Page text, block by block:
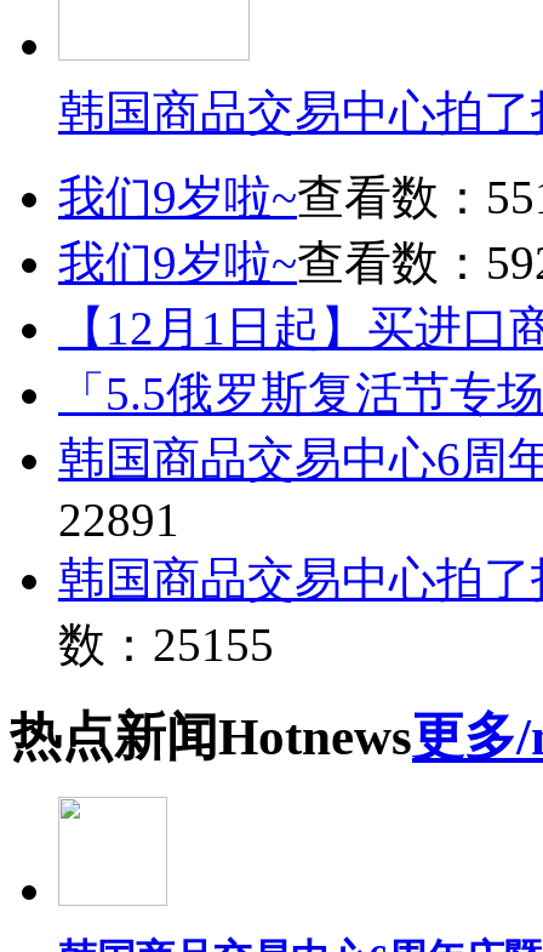
韩国商品交易中心拍
我们9岁啦~查看数：
我们9岁啦~查看数：
【12月1日起】买进口
「5.5俄罗斯复活节专
韩国商品交易中心6周
22891
韩国商品交易中心拍
数：25155
热点新闻Hotnews更多